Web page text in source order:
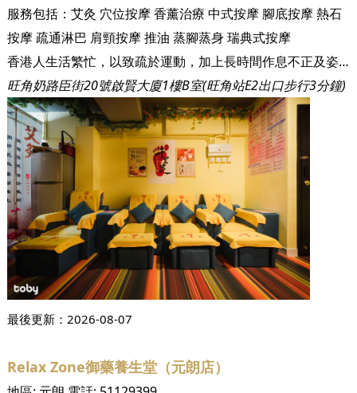
服務包括： 艾灸 穴位按摩香薰治療 中式按摩 腳底按摩熱石
按摩疏通淋巴 肩頸按摩推油 蒸腳蒸身瑞典式按摩
香港人生活繁忙，以致疏於運動，加上長時間作息不正及姿勢不良，導致長久累積的壓力開始影響身體各處，容易形成各種痛症等都市病。千里足的出現便是希望幫助香港人解決都市病，舒緩痛楚，讓您在千里足能夠真正放鬆身心，最重要的是讓您學會將養生成習慣，將健康延續下去。 【千里足空間寬敞，設有多個按摩座位】 千里足十分重視客人的隱私，除了提供六個梳化式按腳位，亦為客人準備了五間風格十足的獨立房間，當中更有兩間雙人房，讓您可以隨心選擇自己一個享受獨處時光，還是想與朋友享受同時聚舊亦得。千里足更採用一次性及獨立包裝用具，務求提供一個清潔衛生的環境之餘，令您安心享受到最隱私的服務。 千里足的貼心不止於外在配套，亦十分重視將養生從外到內帶給客人。千里足會根據天氣季節的變化，每一日提供不同種類的養生茶飲，如羅漢果、菊花、金銀花、雪花、洛神花等，近來熱浪襲港天氣較熱，千里足亦親自煲了菊花、金銀花、金棗茶為您消暑解渴。配合著悠和的音樂，喝一口千里足親自沖泡的季節性花茶，就這樣坐著享受您們的專屬時光吧！ 【設有私隱高的獨立房間，而且環境乾淨衛生】 【特設雙人獨立房，適合客人相約好友家人一起按摩放鬆】 千里足希望為客人們帶來最全面的服務，從頭到腳的按摩服務，您都能在千里足找到。千里足的六位的男女師傅，他們對於按摩美容，痛症治療有超過10-20年的經驗，知曉養生奧妙，定能幫助您由內到外排毒美顏，讓您達到健康美的境界。 千里足新店開張特別推薦90分鐘以上的按摩項目，會贈送【刮痧 或 拔罐】於療程期間同步進行，對於喜歡出一身熱汗的客人，更可選擇千里足贈送的【納米汗蒸】，深層排毒，促進新陳代謝。除了優質服務，千里足亦為了迎合客人不同需要，搜集了多種提供針對性功效的精油，適時選擇最能解決客人現時身體狀況的種類，而【瑞典式香熏推油】，更能針對性處理淋巴問題，有效放鬆緊繃的肌肉，加速血液循環，令您的身體感覺更輕盈。 千里足位於旺角奶路臣街的啟賢大廈，由地鐵站E2出口直行大約3分鐘便可到達，十分便利四方八面而來的客人 【啟賢大廈位於嘉豐大藥房及阿里郎熱狗店之間】
旺角奶路臣街20號啟賢大廈1樓B室(旺角站E2出口步行3分鐘)
最後更新： 2026-08-07
Relax Zone御藥養生堂（元朗店）